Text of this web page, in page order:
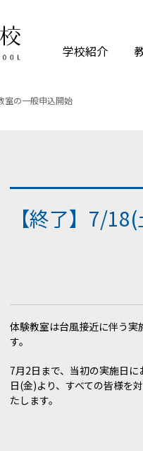
学校紹介
室の一般申込開始
【終了】7/
体験教室は台風接近に伴う
す。
7月2日まで、当初の実施日
日(金)より、すべての皆様を
たします。